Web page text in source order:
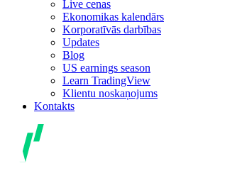
Live cenas
Ekonomikas kalendārs
Korporatīvās darbības
Updates
Blog
US earnings season
Learn TradingView
Klientu noskaņojums
Kontakts